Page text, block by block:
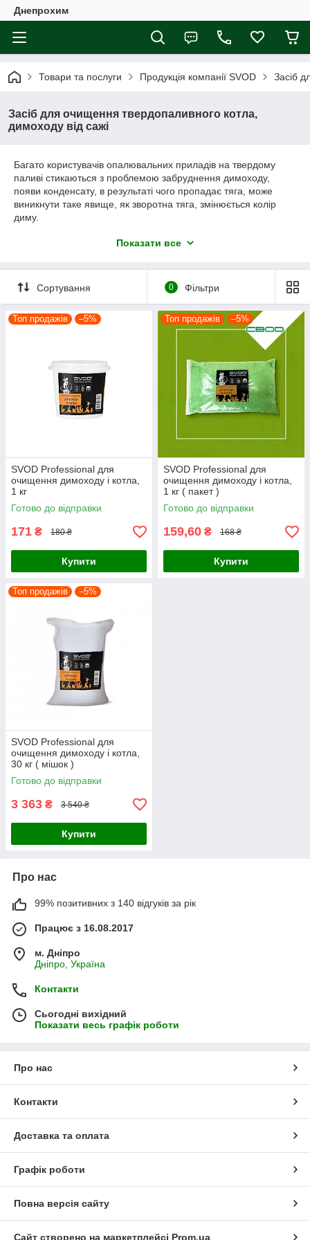
Днепрохим
Товари та послуги Продукція компанії SVOD Засіб
Засіб для очищення твердопаливного котла,
димоходу від сажі
Багато користувачів опалювальних приладів на твердому
паливі стикаються з проблемою забруднення димоходу,
появи конденсату, в результаті чого пропадає тяга, може
виникнути таке явище, як зворотна тяга, змінюється колір
диму.
використання тільки зпиляних дров
неутеплений або погано утеплений димар
використання смолянистих порід дров - ялини або
Даний продукт є ефективним, якісним і доступним засобом
немеханічного очищення димоходів, камінів, твердопаливних
Показати все
Сортування 0 Фільтри
Топ продажів –5%
SVOD Professional для
очищення димоходу і котла,
1 кг
Готово до відправки
171 ₴ 180 ₴
Купити
Топ продажів –5%
SVOD Professional для
очищення димоходу і котла,
1 кг ( пакет )
Готово до відправки
159,60 ₴ 168 ₴
Купити
Топ продажів –5%
SVOD Professional для
очищення димоходу і котла,
30 кг ( мішок )
Готово до відправки
3 363 ₴ 3 540 ₴
Купити
Про нас
99% позитивних з 140 відгуків за рік
Працює з 16.08.2017
м. Дніпро
Дніпро, Україна
Контакти
Сьогодні вихідний
Показати весь графік роботи
Про нас
Контакти
Доставка та оплата
Графік роботи
Повна версія сайту
Сайт створено на маркетплейсі Prom.ua